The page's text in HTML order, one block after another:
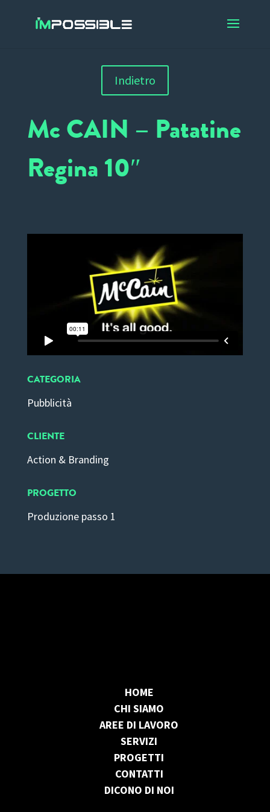
Indietro
Mc CAIN – Patatine
Regina 10″
CATEGORIA
Pubblicità
CLIENTE
Action & Branding
PROGETTO
Produzione passo 1
HOME
CHI SIAMO
AREE DI LAVORO
SERVIZI
PROGETTI
CONTATTI
DICONO DI NOI